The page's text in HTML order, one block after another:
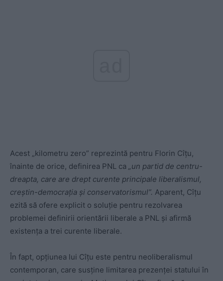
Acest „kilometru zero” reprezintă pentru Florin Cîțu,
înainte de orice, definirea PNL ca
„un partid de centru-
dreapta, care are drept curente principale liberalismul,
creștin-democrația și conservatorismul”. Aparent, Cîțu
ezită să ofere explicit o soluție pentru rezolvarea
problemei definirii orientării liberale a PNL și afirmă
existența a trei curente liberale.
În fapt, opțiunea lui Cîțu este pentru neoliberalismul
contemporan, care susține limitarea prezenței statului în